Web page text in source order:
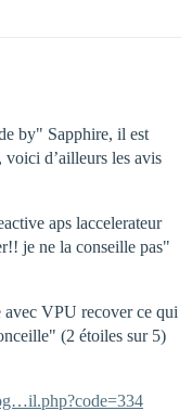
by" Sapphire, il est
voici d’ailleurs les avis
aps laccelerateur
je ne la conseille pas"
avec VPU recover ce qui
(2 étoiles sur 5)